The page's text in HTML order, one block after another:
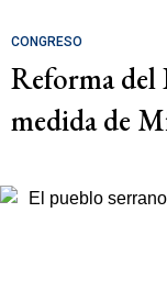
CONGRESO
Reforma
medida de